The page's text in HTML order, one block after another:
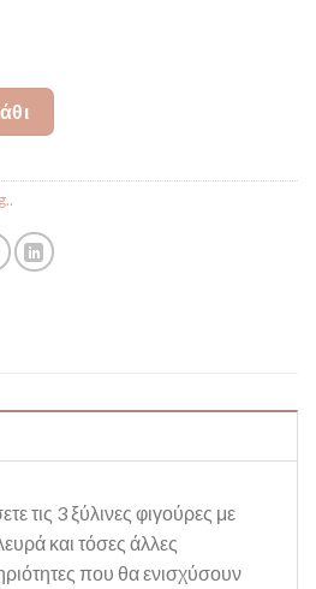
τις 3 ξύλινες φιγούρες με
και τόσες άλλες
που θα ενισχύσουν